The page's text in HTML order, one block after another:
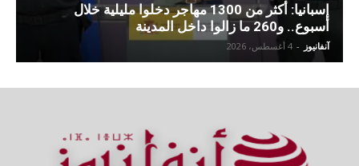
إسبانيا: أكثر من 1300 مهاجر دخلوا مليلية خلال
أسبوع.. و260 ما زالوا داخل المدينة
آنفانيوز - 4 أغسطس، 2026